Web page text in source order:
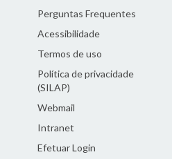
Perguntas Frequentes
Acessibilidade
Termos de uso
Política de privacidade
(SILAP)
Webmail
Intranet
Efetuar Login